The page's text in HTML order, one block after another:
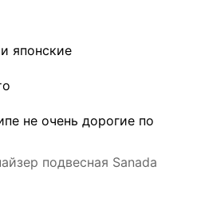
японские
не очень дорогие по
подвесная Sanada